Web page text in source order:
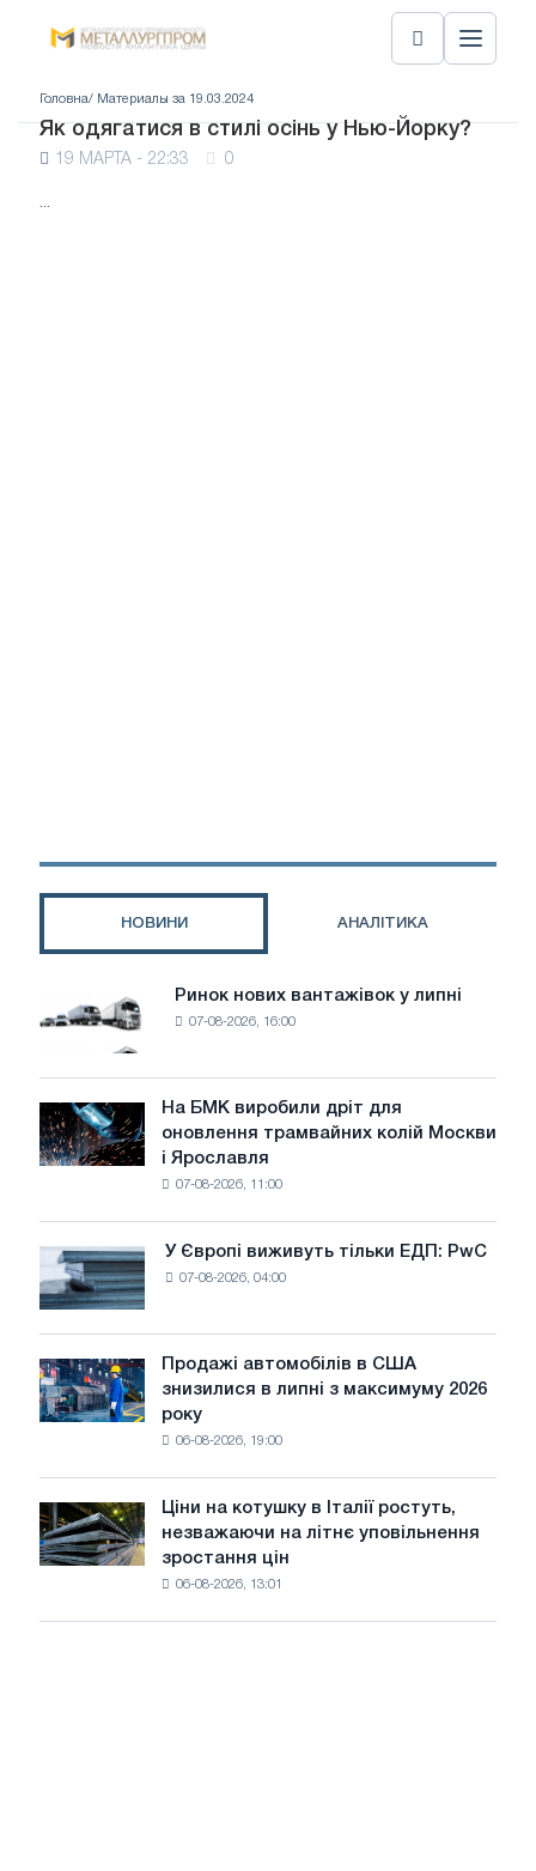
Головна/ Материалы за 19.03.2024
Як одягатися в стилі осінь у Нью-Йорку?
19 МАРТА - 22:33 0
...
НОВИНИ АНАЛІТИКА
Ринок
нових
вантажівок
у
липні
Ринок нових вантажівок у липні
07-08-2026, 16:00
На
БМК
виробили
трамвайних
колій
Ярославля
На БМК виробили дріт для
оновлення трамвайних колій Москви
і Ярославля
07-08-2026, 11:00
Європі
виживуть
тільки
ЕДП:
PwC
У Європі виживуть тільки ЕДП: PwC
07-08-2026, 04:00
Продажі
автомобілів
в
липні
з
року
Продажі автомобілів в США
знизилися в липні з максимуму 2026
року
06-08-2026, 19:00
Ціни
на
котушку
Ціни на котушку в Італії ростуть,
незважаючи на літнє уповільнення
зростання цін
06-08-2026, 13:01